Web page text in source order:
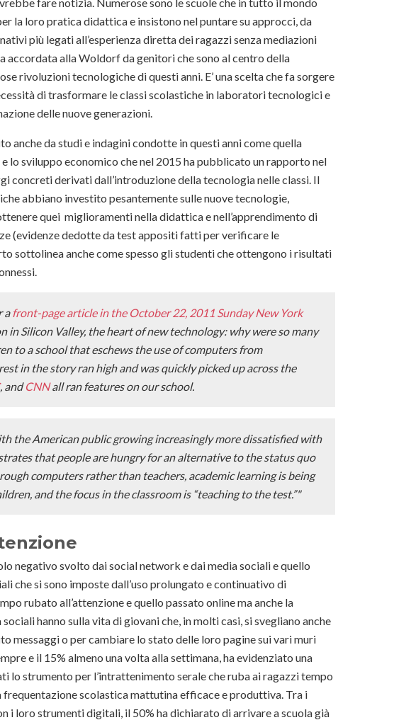
la loro pratica didattica e insistono nel puntare su approcci, da
più legati all’esperienza diretta dei ragazzi senza mediazioni
accordata alla Woldorf da genitori che sono al centro della
rivoluzioni tecnologiche di questi anni. E’ una scelta che fa sorgere
di trasformare le classi scolastiche in laboratori tecnologici e
delle nuove generazioni.
anche da studi e indagini condotte in questi anni come quella
e lo sviluppo economico che nel 2015 ha pubblicato un rapporto nel
concreti derivati dall’introduzione della tecnologia nelle classi. Il
abbiano investito pesantemente sulle nuove tecnologie,
quei miglioramenti nella didattica e nell’apprendimento di
(evidenze dedotte da test appositi fatti per verificare le
sottolinea anche come spesso gli studenti che ottengono i risultati
a front-page article in the October 22, 2011 Sunday New York
Silicon Valley, the heart of new technology: why were so many
to a school that eschews the use of computers from
in the story ran high and was quickly picked up across the
, andCNNall ran features on our school.
the American public growing increasingly more dissatisfied with
that people are hungry for an alternative to the status quo
computers rather than teachers, academic learning is being
and the focus in the classroom is “teaching to the test.”"
negativo svolto dai social network e dai media sociali e quello
che si sono imposte dall’uso prolungato e continuativo di
rubato all’attenzione e quello passato online ma anche la
hanno sulla vita di giovani che, in molti casi, si svegliano anche
messaggi o per cambiare lo stato delle loro pagine sui vari muri
e il 15% almeno una volta alla settimana, ha evidenziato una
lo strumento per l’intrattenimento serale che ruba ai ragazzi tempo
scolastica mattutina efficace e produttiva. Tra i
i loro strumenti digitali, il 50% ha dichiarato di arrivare a scuola già